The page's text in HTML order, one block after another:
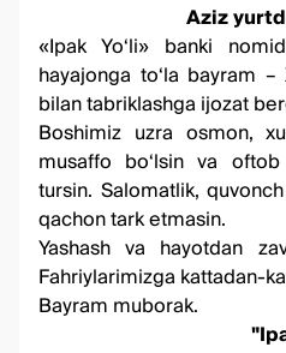
Aziz
«Ipak Yo‘li» banki
hayajonga to‘la bayram –
bilantabriklashga ijozat
Boshimiz uzra osmon,
musaffo bo‘lsin va
tursin. Salomatlik,
qachon tark etmasin.
Yashash va hayotdan
Fahriylarimizga kattadan-
Bayram muborak.